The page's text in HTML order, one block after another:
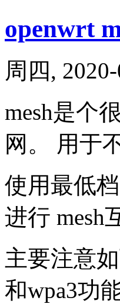
openwrt
周四,
mesh是个
网。 用于
使用最低
进行 mesh
主要注意
和wpa3功